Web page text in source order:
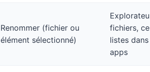
Renommer (fichier ou
élément sélectionné)
fichiers,
listes
apps